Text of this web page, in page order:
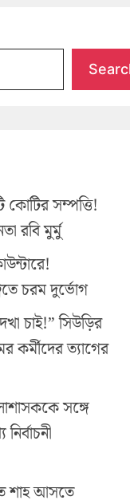
কোটির সম্পত্তি!
রবি মুর্মু
চরম দুর্ভোগ
চাই!” সিউড়ির
কর্মীদের ত্যাগের
সঙ্গে
শাহ আসতে